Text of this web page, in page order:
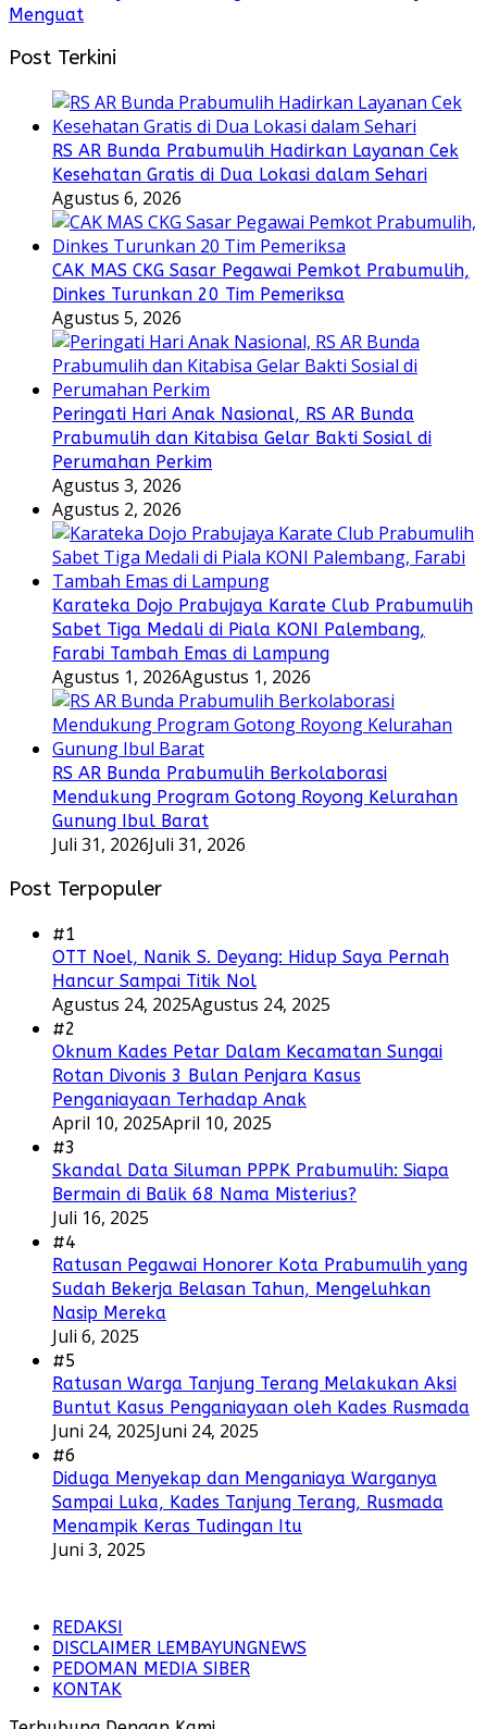
Menguat
Post Terkini
RS AR Bunda Prabumulih Hadirkan Layanan Cek
Kesehatan Gratis di Dua Lokasi dalam Sehari
Agustus 6, 2026
CAK MAS CKG Sasar Pegawai Pemkot Prabumulih,
Dinkes Turunkan 20 Tim Pemeriksa
Agustus 5, 2026
Peringati Hari Anak Nasional, RS AR Bunda
Prabumulih dan Kitabisa Gelar Bakti Sosial di
Perumahan Perkim
Agustus 3, 2026
Agustus 2, 2026
Karateka Dojo Prabujaya Karate Club Prabumulih
Sabet Tiga Medali di Piala KONI Palembang,
Farabi Tambah Emas di Lampung
Agustus 1, 2026Agustus 1, 2026
RS AR Bunda Prabumulih Berkolaborasi
Mendukung Program Gotong Royong Kelurahan
Gunung Ibul Barat
Juli 31, 2026Juli 31, 2026
Post Terpopuler
#1
OTT Noel, Nanik S. Deyang: Hidup Saya Pernah
Hancur Sampai Titik Nol
Agustus 24, 2025Agustus 24, 2025
#2
Oknum Kades Petar Dalam Kecamatan Sungai
Rotan Divonis 3 Bulan Penjara Kasus
Penganiayaan Terhadap Anak
April 10, 2025April 10, 2025
#3
Skandal Data Siluman PPPK Prabumulih: Siapa
Bermain di Balik 68 Nama Misterius?
Juli 16, 2025
#4
Ratusan Pegawai Honorer Kota Prabumulih yang
Sudah Bekerja Belasan Tahun, Mengeluhkan
Nasip Mereka
Juli 6, 2025
#5
Ratusan Warga Tanjung Terang Melakukan Aksi
Buntut Kasus Penganiayaan oleh Kades Rusmada
Juni 24, 2025Juni 24, 2025
#6
Diduga Menyekap dan Menganiaya Warganya
Sampai Luka, Kades Tanjung Terang, Rusmada
Menampik Keras Tudingan Itu
Juni 3, 2025
REDAKSI
DISCLAIMER LEMBAYUNGNEWS
PEDOMAN MEDIA SIBER
KONTAK